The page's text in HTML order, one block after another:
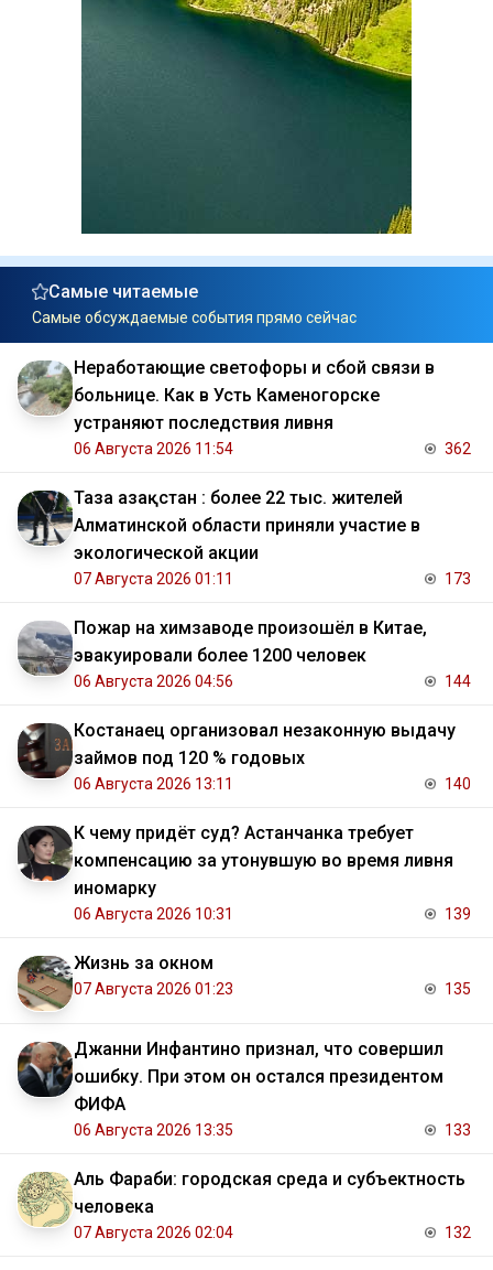
Самые читаемые
Самые обсуждаемые события прямо сейчас
Неработающие светофоры и сбой связи в
больнице. Как в Усть Каменогорске
устраняют последствия ливня
06 Августа 2026 11:54 362
Таза Қазақстан : более 22 тыс. жителей
Алматинской области приняли участие в
экологической акции
07 Августа 2026 01:11 173
Пожар на химзаводе произошёл в Китае,
эвакуировали более 1200 человек
06 Августа 2026 04:56 144
Костанаец организовал незаконную выдачу
займов под 120 % годовых
06 Августа 2026 13:11 140
К чему придёт суд? Астанчанка требует
компенсацию за утонувшую во время ливня
иномарку
06 Августа 2026 10:31 139
Жизнь за окном
07 Августа 2026 01:23 135
Джанни Инфантино признал, что совершил
ошибку. При этом он остался президентом
ФИФА
06 Августа 2026 13:35 133
Аль Фараби: городская среда и субъектность
человека
07 Августа 2026 02:04 132